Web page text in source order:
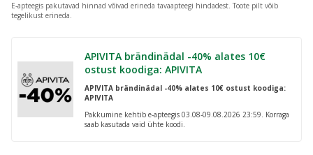
E-apteegis pakutavad hinnad võivad erineda tavaapteegi hindadest. Toote pilt võib
tegelikust erineda.
APIVITA brändinädal -40% alates 10€
ostust koodiga: APIVITA
APIVITA brändinädal -40% alates 10€ ostust koodiga:
APIVITA
Pakkumine kehtib e-apteegis 03.08-09.08.2026 23:59. Korraga
saab kasutada vaid ühte koodi.